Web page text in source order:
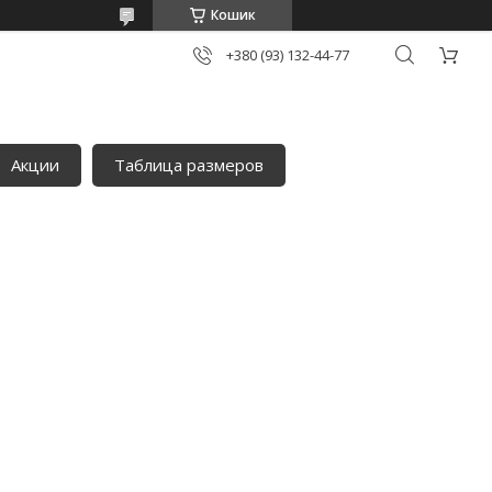
Кошик
+380 (93) 132-44-77
Акции Таблица размеров